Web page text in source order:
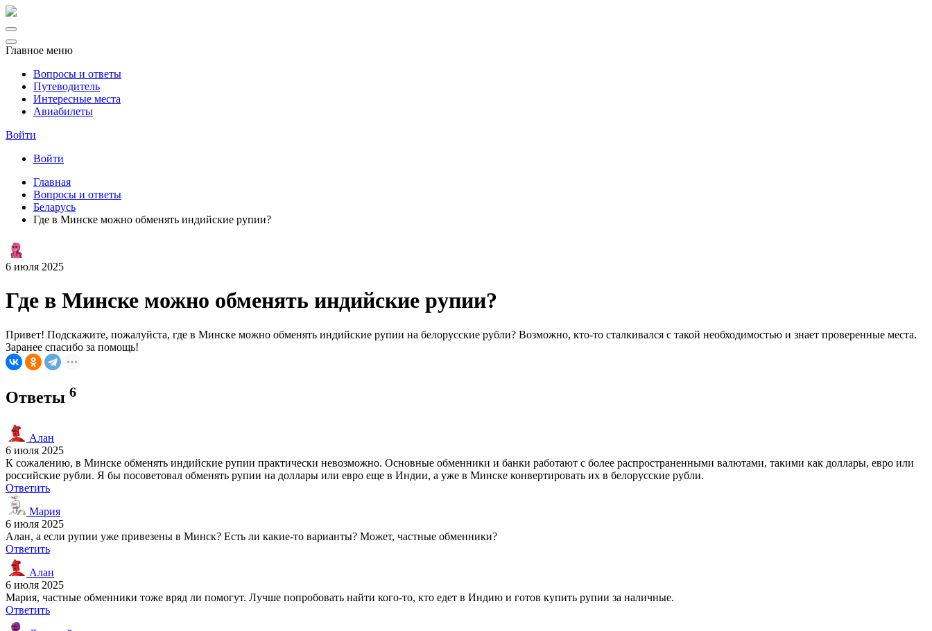
Главное меню
Вопросы и ответы
Путеводитель
Интересные места
Авиабилеты
Войти
Войти
Главная
Вопросы и ответы
Беларусь
Где в Минске можно обменять индийские рупии?
6 июля 2025
Где в Минске можно обменять индийские рупии?
Привет! Подскажите, пожалуйста, где в Минске можно обменять индийские рупии на белорусские рубли? Возможно, кто-то сталкивался с такой необходимостью и знает проверенные места.
Заранее спасибо за помощь!
Ответы 6
Алан
6 июля 2025
К сожалению, в Минске обменять индийские рупии практически невозможно. Основные обменники и банки работают с более распространенными валютами, такими как доллары, евро или
российские рубли. Я бы посоветовал обменять рупии на доллары или евро еще в Индии, а уже в Минске конвертировать их в белорусские рубли.
Ответить
Мария
6 июля 2025
Алан, а если рупии уже привезены в Минск? Есть ли какие-то варианты? Может, частные обменники?
Ответить
Алан
6 июля 2025
Мария, частные обменники тоже вряд ли помогут. Лучше попробовать найти кого-то, кто едет в Индию и готов купить рупии за наличные.
Ответить